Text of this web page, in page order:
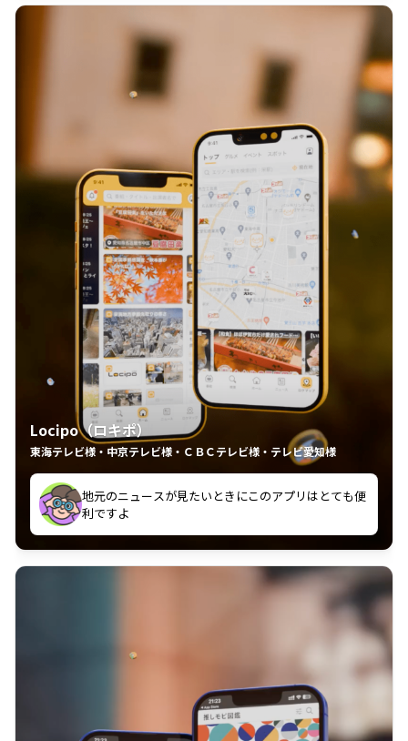
Locipo（ロキポ）
東海テレビ様・中京テレビ様・ＣＢＣテレビ様・テレビ愛知様
中京テレビのおもしろ番組が視聴可能地域外からも見
れるの嬉しいポイント
いつも利用させていただいております！